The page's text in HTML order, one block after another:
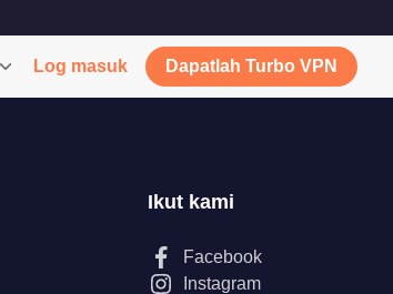
Log masuk Dapatlah Turbo VPN
Ikut kami
Facebook
Instagram